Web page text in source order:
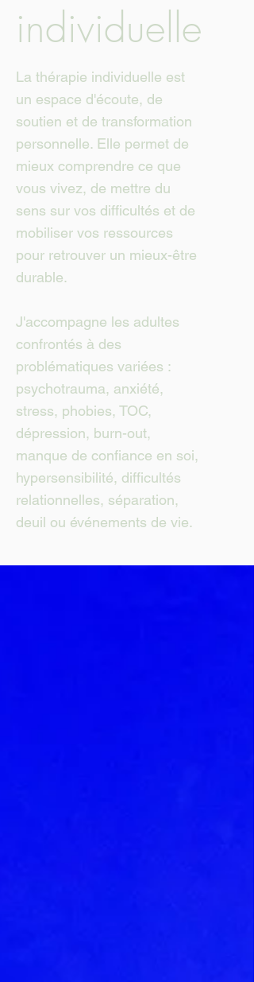
individuelle
La thérapie individuelle est
un espace d'écoute, de
soutien et de transformation
personnelle. Elle permet de
mieux comprendre ce que
vous vivez, de mettre du
sens sur vos difficultés et de
mobiliser vos ressources
pour retrouver un mieux-être
durable.
J'accompagne les adultes
confrontés à des
problématiques variées :
psychotrauma, anxiété,
stress, phobies, TOC,
dépression, burn-out,
manque de confiance en soi,
hypersensibilité, difficultés
relationnelles, séparation,
deuil ou événements de vie.